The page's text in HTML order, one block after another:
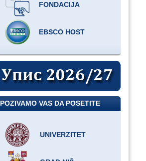
FONDACIJA
EBSCO HOST
POZIVAMO VAS DA POSETITE
UNIVERZITET